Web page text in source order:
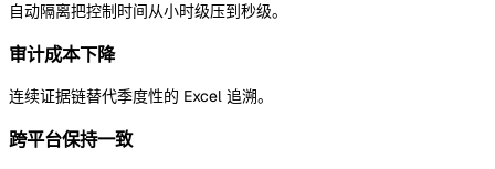
自动隔离把控制时间从小时级压到秒级。
审计成本下降
连续证据链替代季度性的 Excel 追溯。
跨平台保持一致